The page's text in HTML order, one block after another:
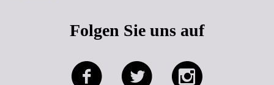
Folgen Sie uns auf